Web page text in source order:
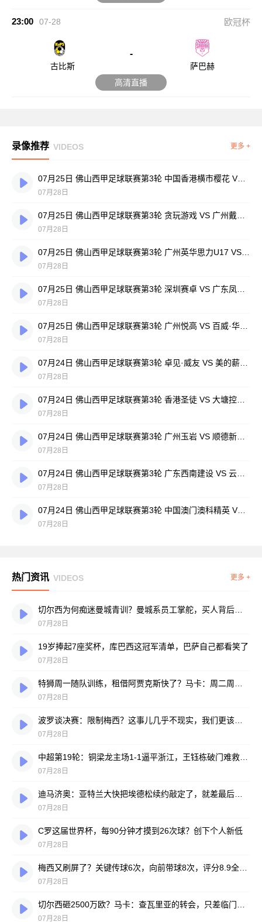
23:00 07-28 欧冠杯
古比斯
-
萨巴赫
高清直播
录像推荐 VIDEOS 更多 +
07月25日 佛山西甲足球联赛第3轮 中国香港横市樱花 VS 吉图省实青年 全场录像
07月28日
07月28日
07月28日
07月28日
07月28日
07月28日
07月28日
07月28日
07月28日
07月24日 佛山西甲足球联赛第3轮 中国澳门澳科精英 VS 藝品高國際 全场录像
07月28日
热门资讯 VIDEOS 更多 +
07月28日
19岁捧起7座奖杯，库巴西这冠军清单，巴萨自己都看笑了
07月28日
07月28日
07月28日
07月28日
07月28日
C罗这届世界杯，每90分钟才摸到26次球？创下个人新低
07月28日
07月28日
07月28日